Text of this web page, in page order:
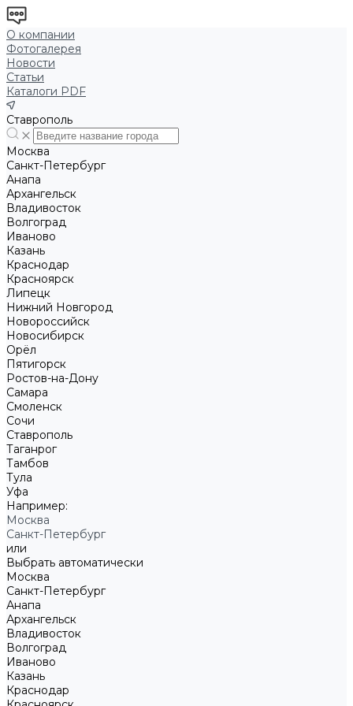
О компании
Фотогалерея
Новости
Статьи
Каталоги PDF
Ставрополь
Москва
Санкт-Петербург
Анапа
Архангельск
Владивосток
Волгоград
Иваново
Казань
Краснодар
Красноярск
Липецк
Нижний Новгород
Новороссийск
Новосибирск
Орёл
Пятигорск
Ростов-на-Дону
Самара
Смоленск
Сочи
Ставрополь
Таганрог
Тамбов
Тула
Уфа
Например:
Москва
Санкт-Петербург
или
Выбрать автоматически
Москва
Санкт-Петербург
Анапа
Архангельск
Владивосток
Волгоград
Иваново
Казань
Краснодар